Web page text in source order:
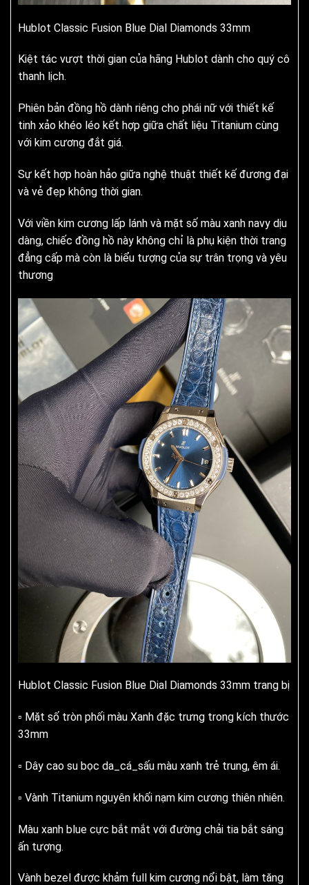
Hublot Classic Fusion Blue Dial Diamonds 33mm
Kiệt tác vượt thời gian của hãng Hublot dành cho quý cô
thanh lịch.
Phiên bản đồng hồ dành riêng cho phái nữ với thiết kế
tinh xảo khéo léo kết hợp giữa chất liệu Titanium cùng
với kim cương đắt giá.
Sự kết hợp hoàn hảo giữa nghệ thuật thiết kế đương đại
và vẻ đẹp không thời gian.
Với viền kim cương lấp lánh và mặt số màu xanh navy dịu
dàng, chiếc đồng hồ này không chỉ là phụ kiện thời trang
đẳng cấp mà còn là biểu tượng của sự trân trọng và yêu
thương
Hublot Classic Fusion Blue Dial Diamonds 33mm trang bị
▫️ Mặt số tròn phối màu Xanh đặc trưng trong kích thước
33mm
▫️ Dây cao su bọc da_cá_sấu màu xanh trẻ trung, êm ái.
▫️ Vành Titanium nguyên khối nạm kim cương thiên nhiên.
Màu xanh blue cực bắt mắt với đường chải tia bắt sáng
ấn tượng.
Vành bezel được khảm full kim cương nổi bật, làm tăng